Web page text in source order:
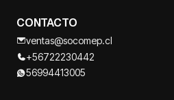
CONTACTO
ventas@socomep.cl
+56722230442
56994413005